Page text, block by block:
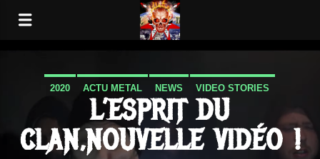
2020 ACTU METAL NEWS VIDEO STORIES
L’ESPRIT DU
CLAN,NOUVELLE VIDÉO !